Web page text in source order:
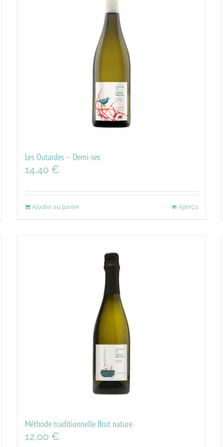
Les Outardes – Demi-sec
14,40 €
Ajouter au panier Aperçu
Méthode traditionnelle Brut nature
12,00 €